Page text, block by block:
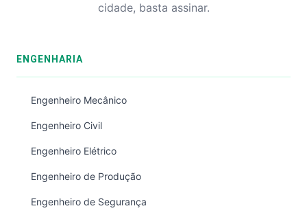
cidade, basta assinar.
ENGENHARIA
Engenheiro Mecânico
Engenheiro Civil
Engenheiro Elétrico
Engenheiro de Produção
Engenheiro de Segurança